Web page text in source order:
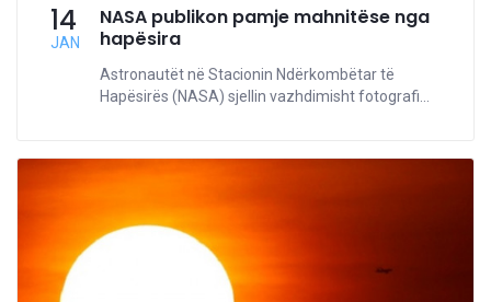
14
JAN
NASA publikon pamje mahnitëse nga
hapësira
Astronautët në Stacionin Ndërkombëtar të
Hapësirës (NASA) sjellin vazhdimisht fotografi...